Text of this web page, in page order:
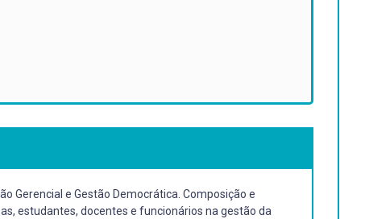
Gerencial e Gestão Democrática. Composição e
estudantes, docentes e funcionários na gestão da